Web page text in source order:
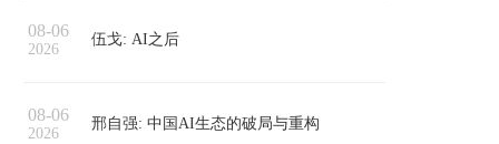
08-06
2026
伍戈: AI之后
08-06
2026
邢自强: 中国AI生态的破局与重构